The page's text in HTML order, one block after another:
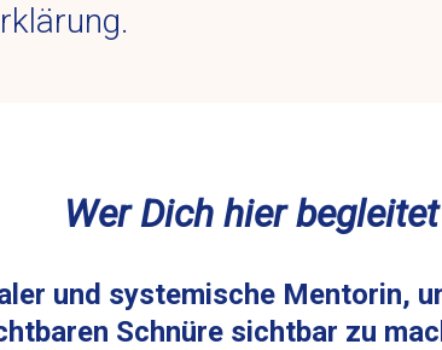
Wer Dich hier begleitet
und systemische Mentorin,
Schnüre sichtbar zu